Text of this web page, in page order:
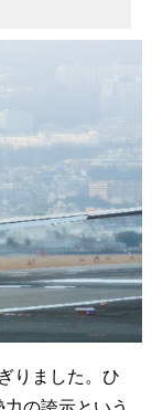
りました。ひ